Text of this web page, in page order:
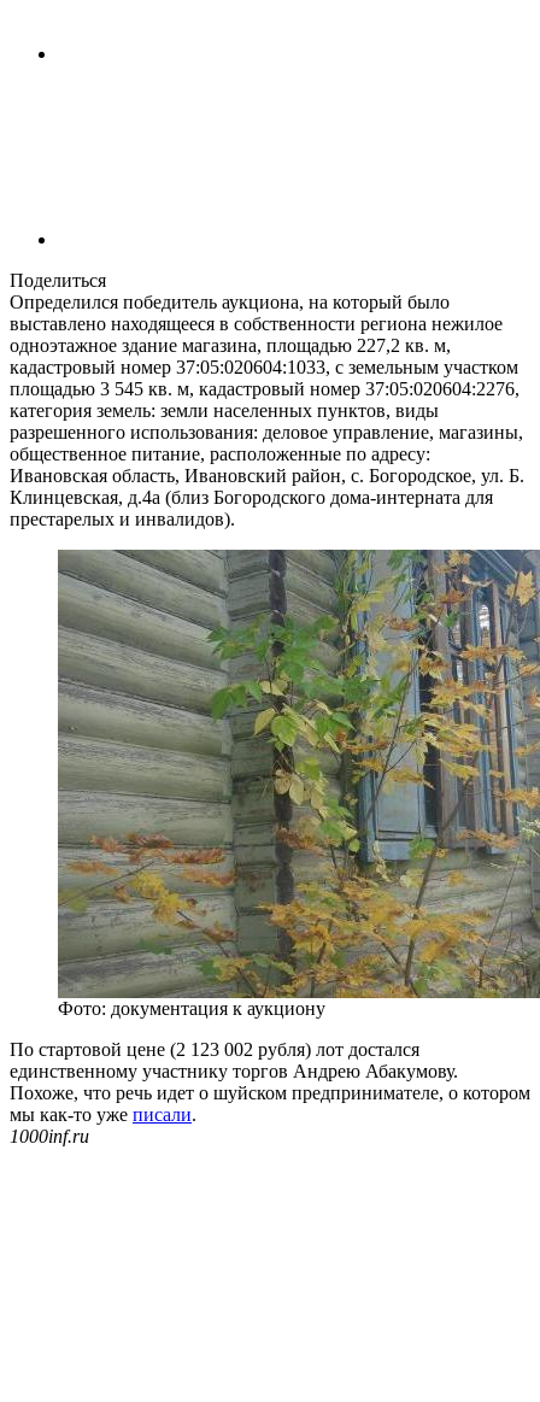
Поделиться
Определился победитель аукциона, на который было
выставлено находящееся в собственности региона нежилое
одноэтажное здание магазина, площадью 227,2 кв. м,
кадастровый номер 37:05:020604:1033, с земельным участком
площадью 3 545 кв. м, кадастровый номер 37:05:020604:2276,
категория земель: земли населенных пунктов, виды
разрешенного использования: деловое управление, магазины,
общественное питание, расположенные по адресу:
Ивановская область, Ивановский район, с. Богородское, ул. Б.
Клинцевская, д.4а (близ Богородского дома-интерната для
престарелых и инвалидов).
Фото: документация к аукциону
По стартовой цене (2 123 002 рубля) лот достался
единственному участнику торгов Андрею Абакумову.
Похоже, что речь идет о шуйском предпринимателе, о котором
мы как-то уже писали.
1000inf.ru